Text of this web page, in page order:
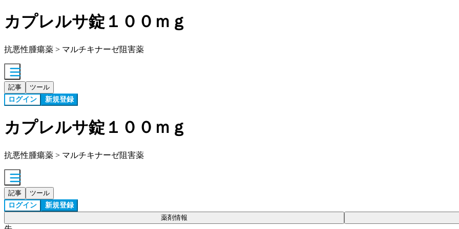
カプレルサ錠１００ｍｇ
抗悪性腫瘍薬 > マルチキナーゼ阻害薬
記事 ツール
ログイン 新規登録
カプレルサ錠１００ｍｇ
抗悪性腫瘍薬 > マルチキナーゼ阻害薬
記事 ツール
ログイン 新規登録
薬剤情報